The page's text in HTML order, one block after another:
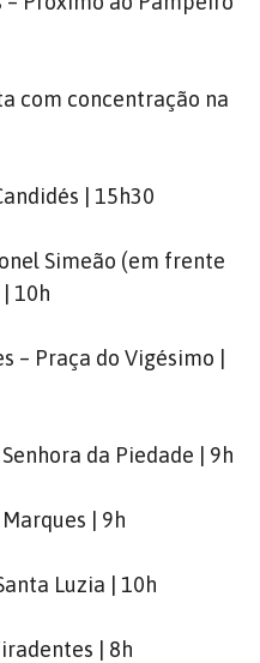
com concentração na
| 15h30
Simeão (em frente
10h
– Praça do Vigésimo |
da Piedade | 9h
| 9h
Luzia | 10h
| 8h